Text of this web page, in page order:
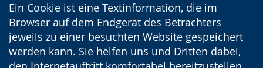
Ein Cookie ist eine Textinformation, die im
Browser auf dem Endgerät des Betrachters
jeweils zu einer besuchten Website gespeichert
werden kann. Sie helfen uns und Dritten dabei,